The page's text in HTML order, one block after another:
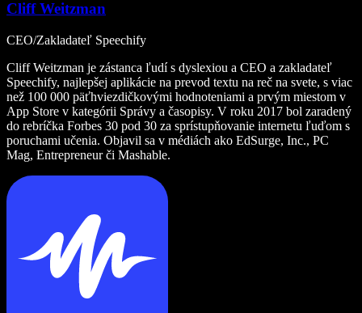
Cliff Weitzman
CEO/Zakladateľ Speechify
Cliff Weitzman je zástanca ľudí s dyslexiou a CEO a zakladateľ
Speechify, najlepšej aplikácie na prevod textu na reč na svete, s viac
než 100 000 päťhviezdičkovými hodnoteniami a prvým miestom v
App Store v kategórii Správy a časopisy. V roku 2017 bol zaradený
do rebríčka Forbes 30 pod 30 za sprístupňovanie internetu ľuďom s
poruchami učenia. Objavil sa v médiách ako EdSurge, Inc., PC
Mag, Entrepreneur či Mashable.